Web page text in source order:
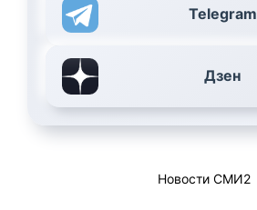
Telegram
Дзен
Новости СМИ2